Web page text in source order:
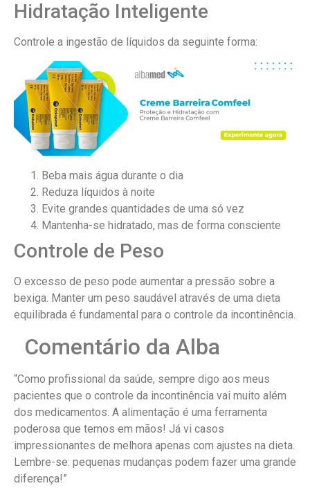
Hidratação Inteligente
Controle a ingestão de líquidos da seguinte forma:
Beba mais água durante o dia
Reduza líquidos à noite
Evite grandes quantidades de uma só vez
Mantenha-se hidratado, mas de forma consciente
Controle de Peso
O excesso de peso pode aumentar a pressão sobre a
bexiga. Manter um peso saudável através de uma dieta
equilibrada é fundamental para o controle da incontinência.
Comentário da Alba
“Como profissional da saúde, sempre digo aos meus
pacientes que o controle da incontinência vai muito além
dos medicamentos. A alimentação é uma ferramenta
poderosa que temos em mãos! Já vi casos
impressionantes de melhora apenas com ajustes na dieta.
Lembre-se: pequenas mudanças podem fazer uma grande
diferença!”